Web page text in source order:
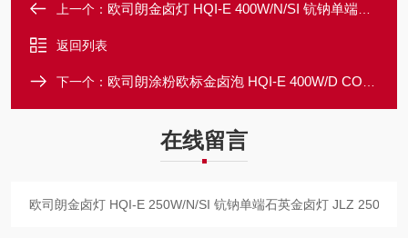
上一个： 欧司朗金卤灯 HQI-E 400W/N/SI 钪钠单端石英金卤灯 JLZ 400KN.E
返回列表
下一个： 欧司朗涂粉欧标金卤泡 HQI-E 400W/D COATED JLZ 400.ED
在线留言